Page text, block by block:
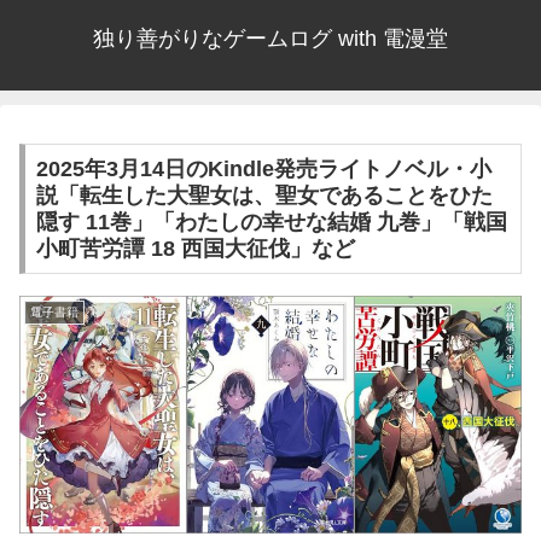
独り善がりなゲームログ with 電漫堂
2025年3月14日のKindle発売ライトノベル・小
説「転生した大聖女は、聖女であることをひた
隠す 11巻」「わたしの幸せな結婚 九巻」「戦国
小町苦労譚 18 西国大征伐」など
電子書籍